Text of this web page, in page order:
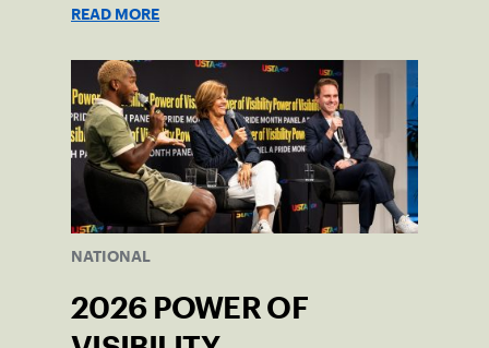
READ MORE
NATIONAL
2026 POWER OF